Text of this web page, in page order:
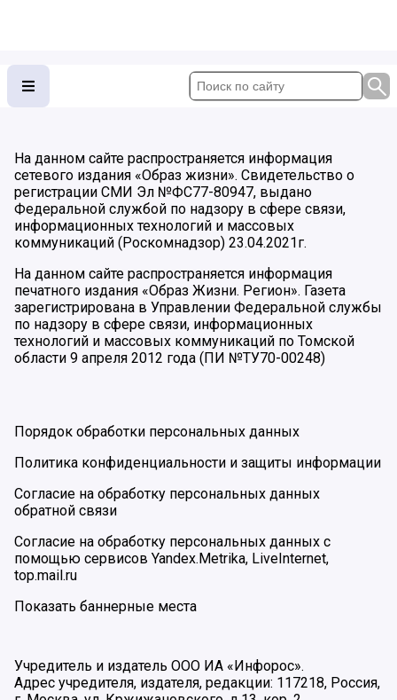
На данном сайте распространяется информация
сетевого издания «Образ жизни». Свидетельство о
регистрации СМИ Эл №ФС77-80947, выдано
Федеральной службой по надзору в сфере связи,
информационных технологий и массовых
коммуникаций (Роскомнадзор) 23.04.2021г.
На данном сайте распространяется информация
печатного издания «Образ Жизни. Регион». Газета
зарегистрирована в Управлении Федеральной службы
по надзору в сфере связи, информационных
технологий и массовых коммуникаций по Томской
области 9 апреля 2012 года (ПИ №ТУ70-00248)
Порядок обработки персональных данных
Политика конфиденциальности и защиты информации
Согласие на обработку персональных данных
обратной связи
Согласие на обработку персональных данных с
помощью сервисов Yandex.Metrika, LiveInternet,
top.mail.ru
Показать баннерные места
Учредитель и издатель ООО ИА «Инфорос».
Адрес учредителя, издателя, редакции: 117218, Россия,